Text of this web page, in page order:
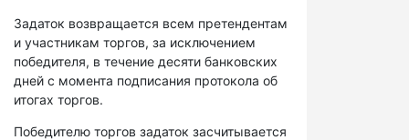
Задаток возвращается всем претендентам
и участникам торгов, за исключением
победителя, в течение десяти банковских
дней с момента подписания протокола об
итогах торгов.
Победителю торгов задаток засчитывается